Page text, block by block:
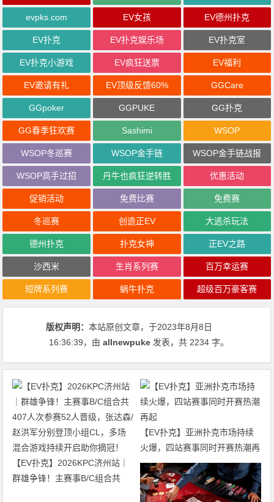
evpks.com EV女孩 EV德州扑克
EV扑克 EV扑克娱乐场 EV扑克室
EV扑克小游戏 EV疯狂送票 EV福利
EV邀请有礼 EV顶级反馈60% GGCare
GGpoker GGPUKE GG扑克
GG春季狂欢赛 Sashimi WSOP
WSOP冬巡赛 WSOP金手链 WSOP金手链战报
WSOP高手过招 丹牛也疯狂逆转胜 优惠活动
促销活动 免费比赛 免费赛
冬巡赛 创造正EV 大逃杀玩法
德州扑克 扑克女神 正EV之路
沙西米 生肖系列赛 百万幸运赛
短牌系列赛 蜗牛扑克 超级百万豪客赛
版权声明：本站原创文章，于2023年8月8日
16:36:39，由allnewpuke 发表，共 2234 字。
【EV扑克】2026KPC济州站｜
群雄争锋！主赛事B/C组合共
【EV扑克】亚洲扑克市场持续
火爆，四站赛事同时开赛热潮再
起